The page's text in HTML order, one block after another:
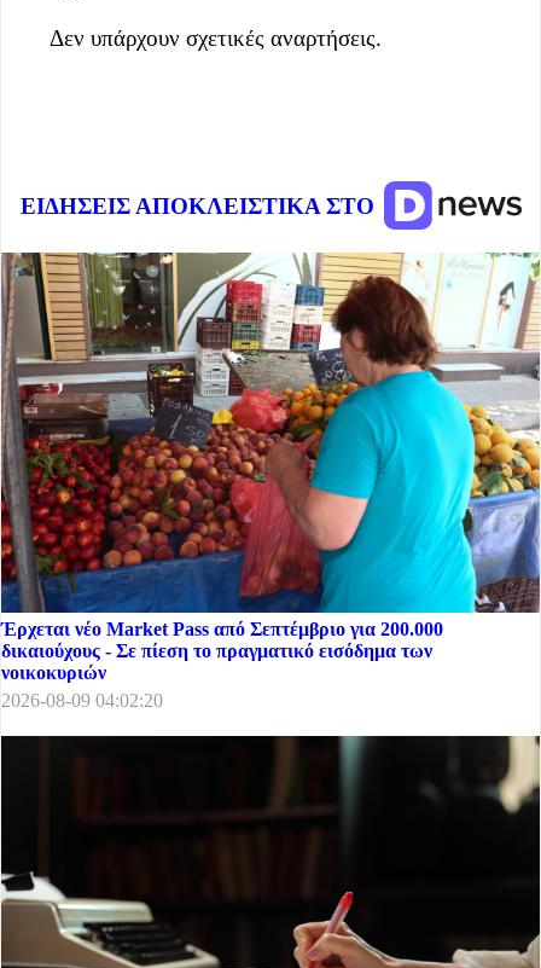
Δεν υπάρχουν σχετικές αναρτήσεις.
ΕΙΔΗΣΕΙΣ ΑΠΟΚΛΕΙΣΤΙΚΑ ΣΤΟ
Έρχεται νέο Market Pass από Σεπτέμβριο για 200.000
δικαιούχους - Σε πίεση το πραγματικό εισόδημα των
νοικοκυριών
2026-08-09 04:02:20